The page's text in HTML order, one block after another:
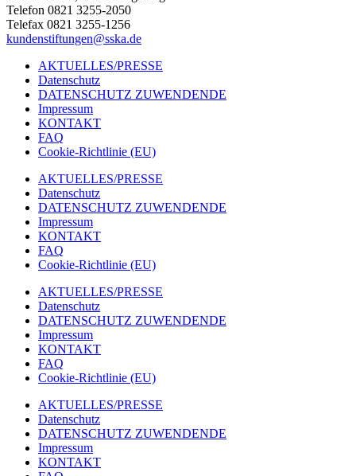
Telefon 0821 3255-2050
Telefax 0821 3255-1256
kundenstiftungen@sska.de
AKTUELLES/PRESSE
Datenschutz
DATENSCHUTZ ZUWENDENDE
Impressum
KONTAKT
FAQ
Cookie-Richtlinie (EU)
AKTUELLES/PRESSE
Datenschutz
DATENSCHUTZ ZUWENDENDE
Impressum
KONTAKT
FAQ
Cookie-Richtlinie (EU)
AKTUELLES/PRESSE
Datenschutz
DATENSCHUTZ ZUWENDENDE
Impressum
KONTAKT
FAQ
Cookie-Richtlinie (EU)
AKTUELLES/PRESSE
Datenschutz
DATENSCHUTZ ZUWENDENDE
Impressum
KONTAKT